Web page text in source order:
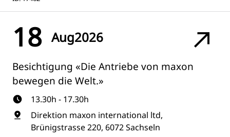
18 Aug2026
Besichtigung «Die Antriebe von maxon
bewegen die Welt.»
13.30h - 17.30h
Direktion maxon international ltd,
Brünigstrasse 220, 6072 Sachseln